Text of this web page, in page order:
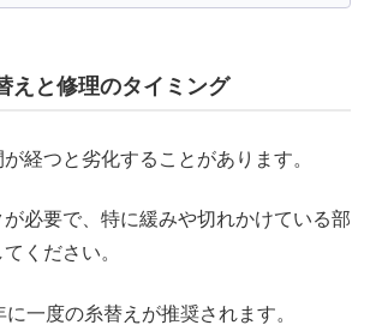
えと修理のタイミング
経つと劣化することがあります。
必要で、特に緩みや切れかけている部
ください。
一度の糸替えが推奨されます。